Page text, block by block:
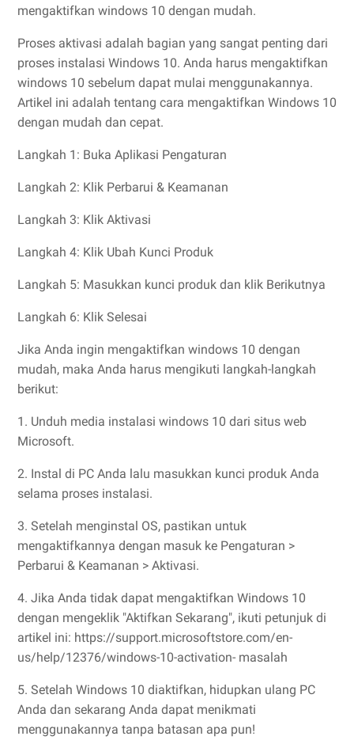
mengaktifkan windows 10 dengan mudah.
Proses aktivasi adalah bagian yang sangat penting dari
proses instalasi Windows 10. Anda harus mengaktifkan
windows 10 sebelum dapat mulai menggunakannya.
Artikel ini adalah tentang cara mengaktifkan Windows 10
dengan mudah dan cepat.
Langkah 1: Buka Aplikasi Pengaturan
Langkah 2: Klik Perbarui & Keamanan
Langkah 3: Klik Aktivasi
Langkah 4: Klik Ubah Kunci Produk
Langkah 5: Masukkan kunci produk dan klik Berikutnya
Langkah 6: Klik Selesai
Jika Anda ingin mengaktifkan windows 10 dengan
mudah, maka Anda harus mengikuti langkah-langkah
berikut:
1. Unduh media instalasi windows 10 dari situs web
Microsoft.
2. Instal di PC Anda lalu masukkan kunci produk Anda
selama proses instalasi.
3. Setelah menginstal OS, pastikan untuk
mengaktifkannya dengan masuk ke Pengaturan >
Perbarui & Keamanan > Aktivasi.
4. Jika Anda tidak dapat mengaktifkan Windows 10
dengan mengeklik "Aktifkan Sekarang", ikuti petunjuk di
artikel ini: https://support.microsoftstore.com/en-
us/help/12376/windows-10-activation- masalah
5. Setelah Windows 10 diaktifkan, hidupkan ulang PC
Anda dan sekarang Anda dapat menikmati
menggunakannya tanpa batasan apa pun!